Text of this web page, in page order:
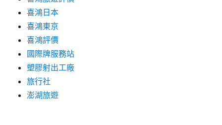
喜鴻日本
喜鴻東京
喜鴻評價
國際牌服務站
塑膠射出工廠
旅行社
澎湖旅遊